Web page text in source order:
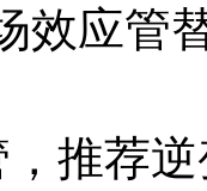
效应管
推荐